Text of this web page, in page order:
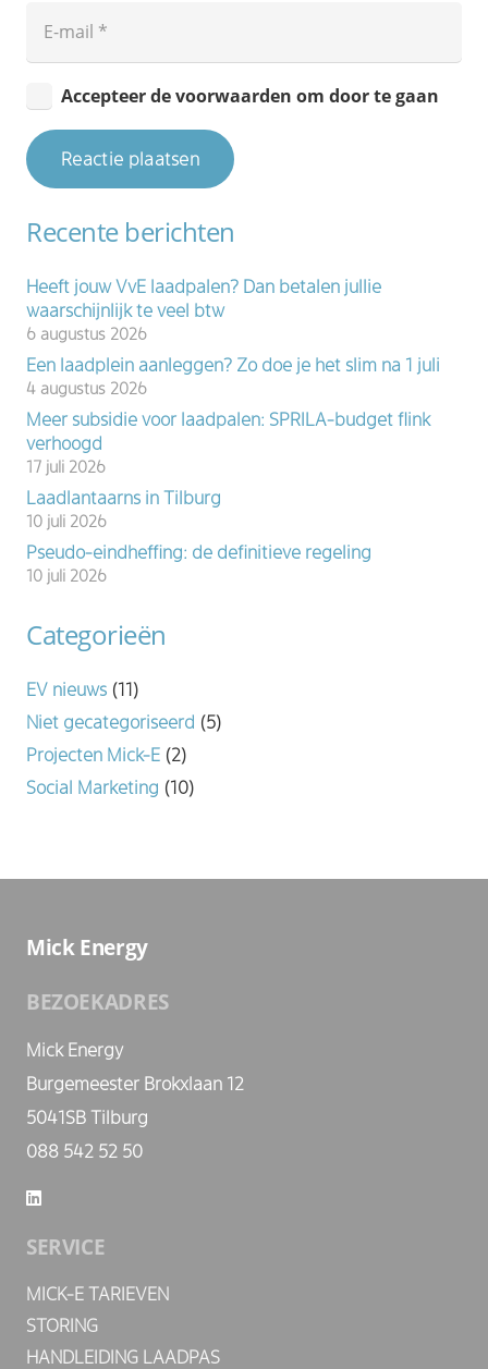
Accepteer de voorwaarden om door te gaan
Reactie plaatsen
Recente berichten
Heeft jouw VvE laadpalen? Dan betalen jullie
waarschijnlijk te veel btw
6 augustus 2026
Een laadplein aanleggen? Zo doe je het slim na 1 juli
4 augustus 2026
Meer subsidie voor laadpalen: SPRILA-budget flink
verhoogd
17 juli 2026
Laadlantaarns in Tilburg
10 juli 2026
Pseudo-eindheffing: de definitieve regeling
10 juli 2026
Categorieën
EV nieuws (11)
Niet gecategoriseerd (5)
Projecten Mick-E (2)
Social Marketing (10)
Mick Energy
BEZOEKADRES
Mick Energy
Burgemeester Brokxlaan 12
5041SB Tilburg
088 542 52 50
SERVICE
MICK-E TARIEVEN
STORING
HANDLEIDING LAADPAS